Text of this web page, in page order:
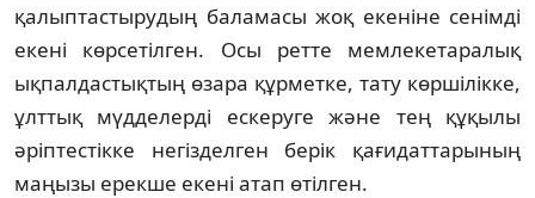
қалыптастырудың бала­ма­сы жоқ еке­ніне сенімді
екені көрсетіл­ген. Осы ретте мем­лекетаралық
ықпалдас­тық­тың өзара құр­метке, тату көршілікке,
ұлт­тық мүдде­лерді ескеруге және тең құ­қылы
әріптестікке негізделген берік қағи­дат­тарының
маңызы ерекше екені атап өтіл­ген.